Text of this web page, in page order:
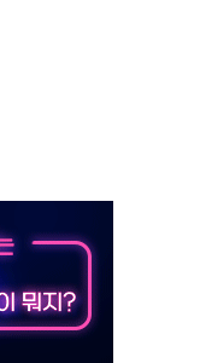
착수
명